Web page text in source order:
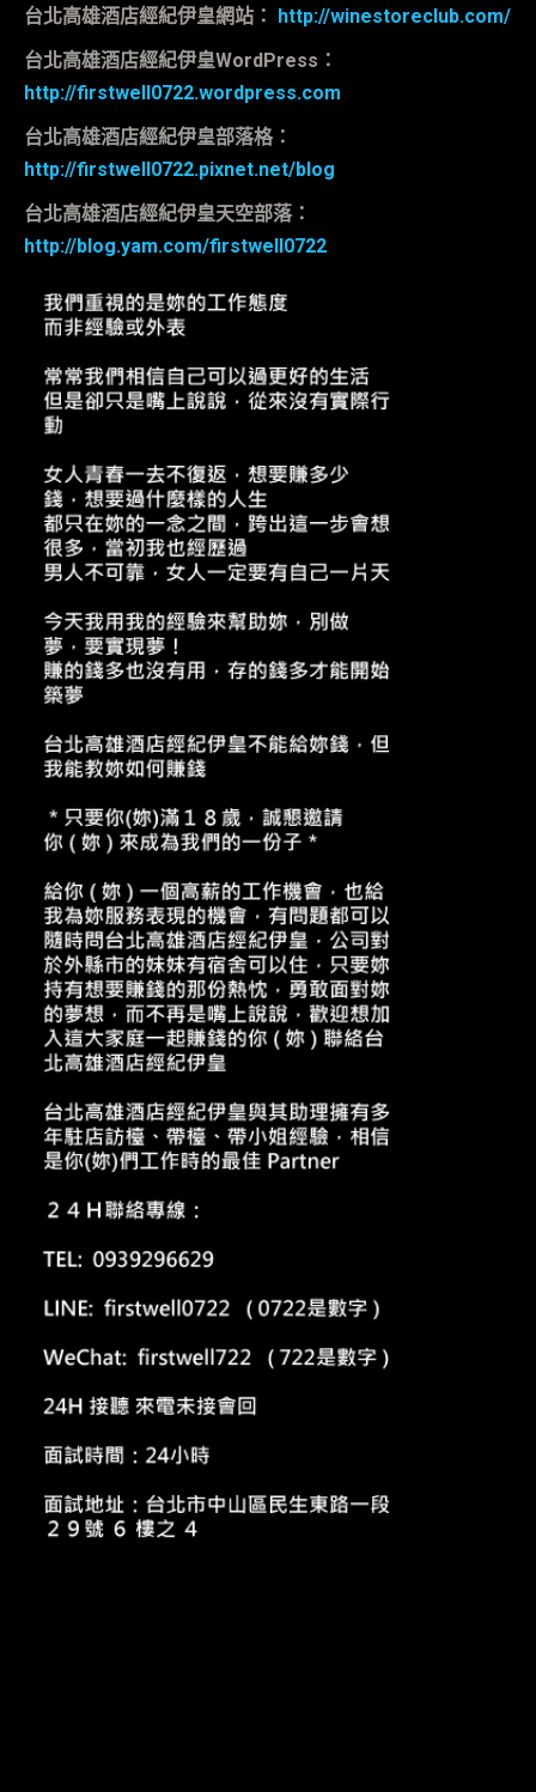
台北高雄酒店經紀伊皇網站：
http://winestoreclub.com/
台北高雄酒店經紀伊皇WordPress ：
http://firstwell0722.wordpress.com
台北高雄酒店經紀伊皇部落格：
http://firstwell0722.pixnet.net/blog
台北高雄酒店經紀伊皇天空部落：
http://blog.yam.com/firstwell0722